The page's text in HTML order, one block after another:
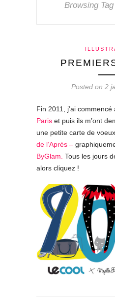
Browsing Tag
Posted on 2
Fin 2011, j’ai
Paris et puis ils m’ont
une petite carte de
de l’Après –
ByGlam. Tous les jours
alors cliquez !